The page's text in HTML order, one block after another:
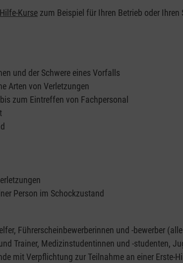
Kurse zum Beispiel für Ihren Betrieb oder
und der Schwere eines Vorfalls
Arten von Verletzungen
zum Eintreffen von Fachpersonal
Person im Schockzustand
Führerscheinbewerberinnen und -bewerber
Trainer, Medizinstudentinnen und -studenten,
mit Verpflichtung zur Teilnahme an einer Erste-